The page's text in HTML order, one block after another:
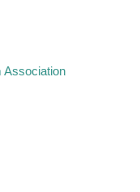
Association